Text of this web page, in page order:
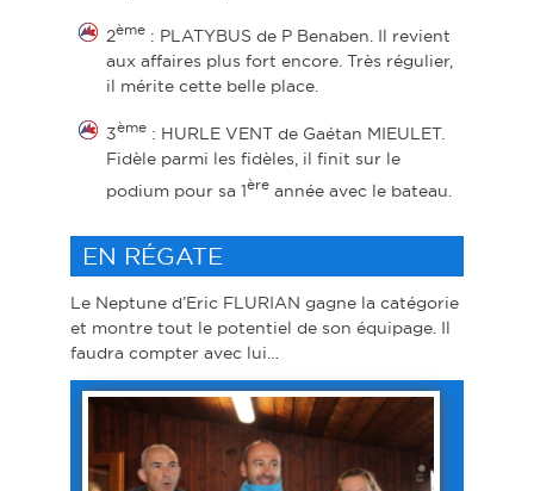
2ème : PLATYBUS de P Benaben. Il revient
aux affaires plus fort encore. Très régulier,
il mérite cette belle place.
3ème : HURLE VENT de Gaétan MIEULET.
Fidèle parmi les fidèles, il finit sur le
podium pour sa 1èreannée avec le bateau.
EN RÉGATE
Le Neptune d’Eric FLURIAN gagne la catégorie
et montre tout le potentiel de son équipage. Il
faudra compter avec lui…